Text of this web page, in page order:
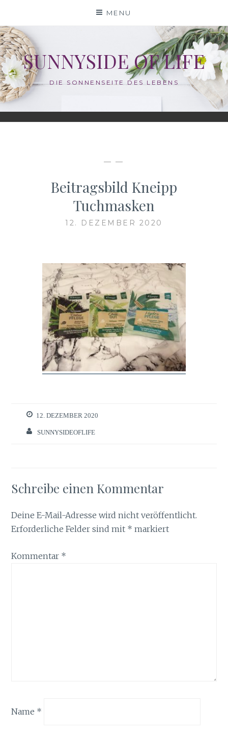
content
MENU
SUNNYSIDE OF LIFE
DIE SONNENSEITE DES LEBENS
— —
Beitragsbild Kneipp
Tuchmasken
12. DEZEMBER 2020
12. DEZEMBER 2020
SUNNYSIDEOFLIFE
Schreibe einen Kommentar
Deine E-Mail-Adresse wird nicht veröffentlicht.
Erforderliche Felder sind mit * markiert
Kommentar *
Name *